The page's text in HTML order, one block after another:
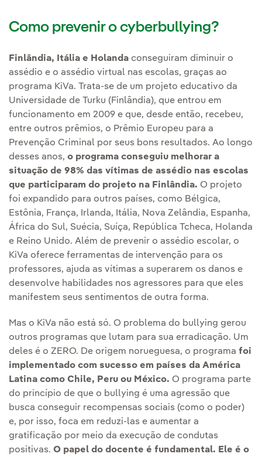
Como prevenir o cyberbullying?
Finlândia, Itália e Holanda conseguiram diminuir o
assédio e o assédio virtual nas escolas, graças ao
programa KiVa. Trata-se de um projeto educativo da
Universidade de Turku (Finlândia), que entrou em
funcionamento em 2009 e que, desde então, recebeu,
entre outros prêmios, o Prêmio Europeu para a
Prevenção Criminal por seus bons resultados. Ao longo
desses anos, o programa conseguiu melhorar a
situação de 98% das vítimas de assédio nas escolas
que participaram do projeto na Finlândia. O projeto
foi expandido para outros países, como Bélgica,
Estônia, França, Irlanda, Itália, Nova Zelândia, Espanha,
África do Sul, Suécia, Suíça, República Tcheca, Holanda
e Reino Unido. Além de prevenir o assédio escolar, o
KiVa oferece ferramentas de intervenção para os
professores, ajuda as vítimas a superarem os danos e
desenvolve habilidades nos agressores para que eles
manifestem seus sentimentos de outra forma.
Mas o KiVa não está só. O problema do bullying gerou
outros programas que lutam para sua erradicação. Um
deles é o ZERO. De origem norueguesa, o programa foi
implementado com sucesso em países da América
Latina como Chile, Peru ou México. O programa parte
do princípio de que o bullying é uma agressão que
busca conseguir recompensas sociais (como o poder)
e, por isso, foca em reduzi-las e aumentar a
gratificação por meio da execução de condutas
positivas. O papel do docente é fundamental. Ele é o